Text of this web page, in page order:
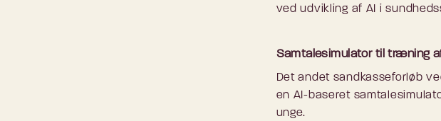
ved udvikling af AI i
Samtalesimulator til træning
Det andet sandkasseforløb
en AI-baseret
unge.